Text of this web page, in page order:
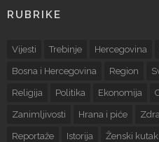
RUBRIKE
Vijesti Trebinje Hercegovina
Bosna i Hercegovina Region
Religija Politika Ekonomija
Zanimljivosti Hrana i piće
Reportaže Istorija Ženski kutak